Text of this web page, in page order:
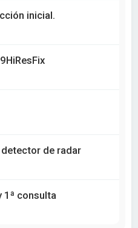
inicial.
de radar
1ª consulta